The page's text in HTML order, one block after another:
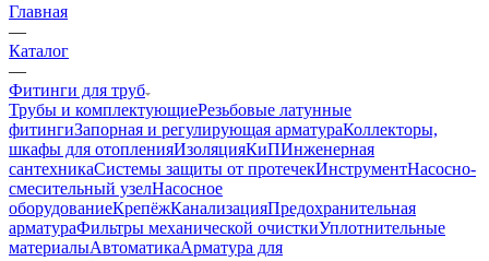
Главная
—
Каталог
—
Фитинги для труб
Трубы и комплектующиеРезьбовые латунные
фитингиЗапорная и регулирующая арматураКоллекторы,
шкафы для отопленияИзоляцияКиПИнженерная
сантехникаСистемы защиты от протечекИнструментНасосно-
смесительный узелНасосное
оборудованиеКрепёжКанализацияПредохранительная
арматураФильтры механической очисткиУплотнительные
материалыАвтоматикаАрматура для